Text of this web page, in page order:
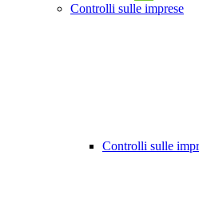
Controlli sulle imprese
Controlli sulle